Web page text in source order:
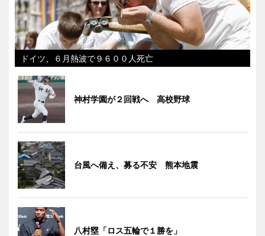
ドイツ、６月熱波で９６００人死亡
神村学園が２回戦へ 高校野球
台風へ備え、募る不安 熊本地震
八村塁「ロス五輪で１勝を」